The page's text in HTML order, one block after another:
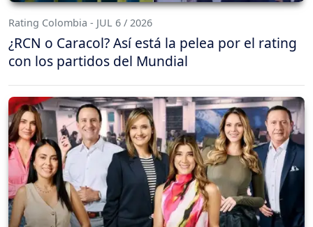
Rating Colombia - JUL 6 / 2026
¿RCN o Caracol? Así está la pelea por el rating
con los partidos del Mundial